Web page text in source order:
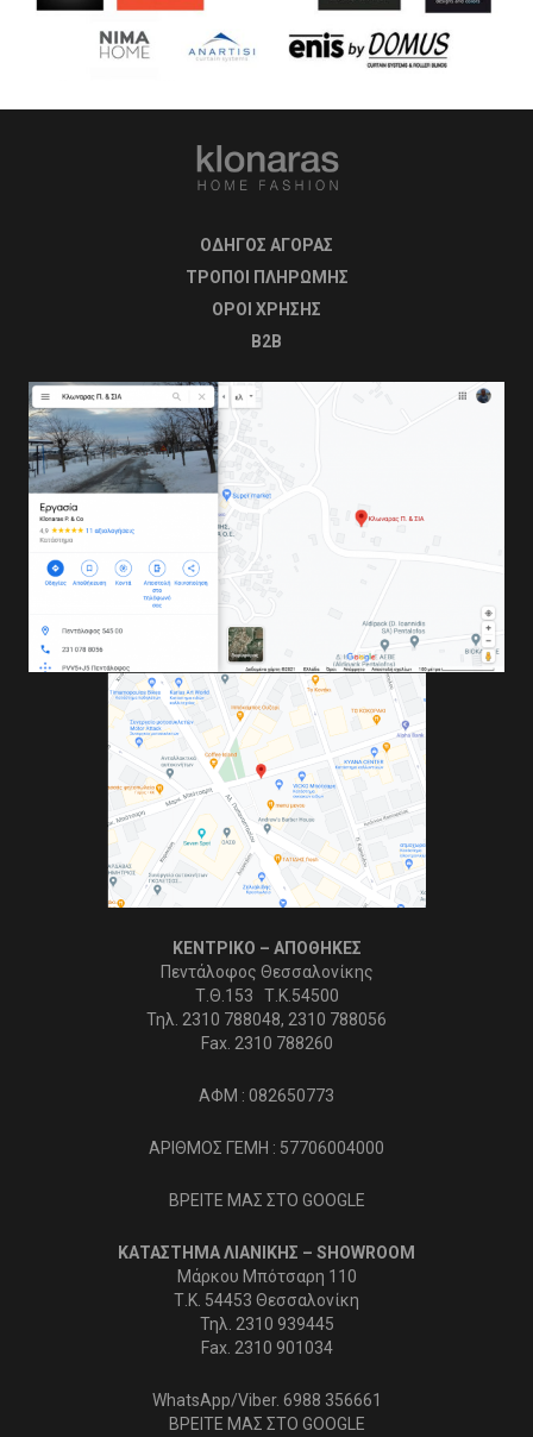
ΟΔΗΓΟΣ ΑΓΟΡΑΣ
ΤΡΟΠΟΙ ΠΛΗΡΩΜΗΣ
OΡΟΙ ΧΡΗΣΗΣ
B2B
ΚΕΝΤΡΙΚΟ – ΑΠΟΘΗΚΕΣ
Πεντάλοφος Θεσσαλονίκης
Τ.Θ.153 Τ.Κ.54500
Τηλ. 2310 788048, 2310 788056
Fax. 2310 788260
ΑΦΜ : 082650773
ΑΡΙΘΜΟΣ ΓΕΜΗ : 57706004000
ΒΡΕΙΤΕ ΜΑΣ ΣΤΟ GOOGLE
ΚΑΤΑΣΤΗΜΑ ΛΙΑΝΙΚΗΣ – SHOWROOM
Μάρκου Μπότσαρη 110
Τ.Κ. 54453 Θεσσαλονίκη
Τηλ. 2310 939445
Fax. 2310 901034
WhatsApp/Viber. 6988 356661
ΒΡΕΙΤΕ ΜΑΣ ΣΤΟ GOOGLE